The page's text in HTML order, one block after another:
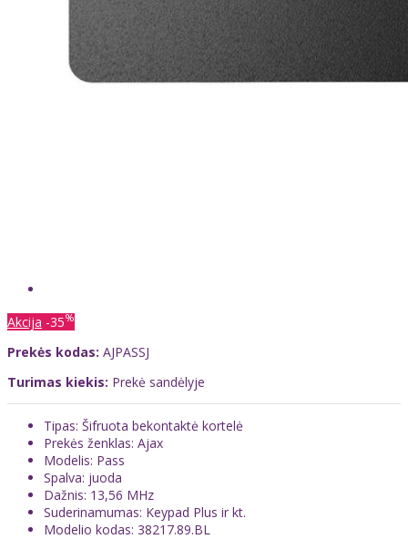
Akcija -35%
Prekės kodas: AJPASSJ
Turimas kiekis: Prekė sandėlyje
Tipas: Šifruota bekontaktė kortelė
Prekės ženklas: Ajax
Modelis: Pass
Spalva: juoda
Dažnis: 13,56 MHz
Suderinamumas: Keypad Plus ir kt.
Modelio kodas: 38217.89.BL